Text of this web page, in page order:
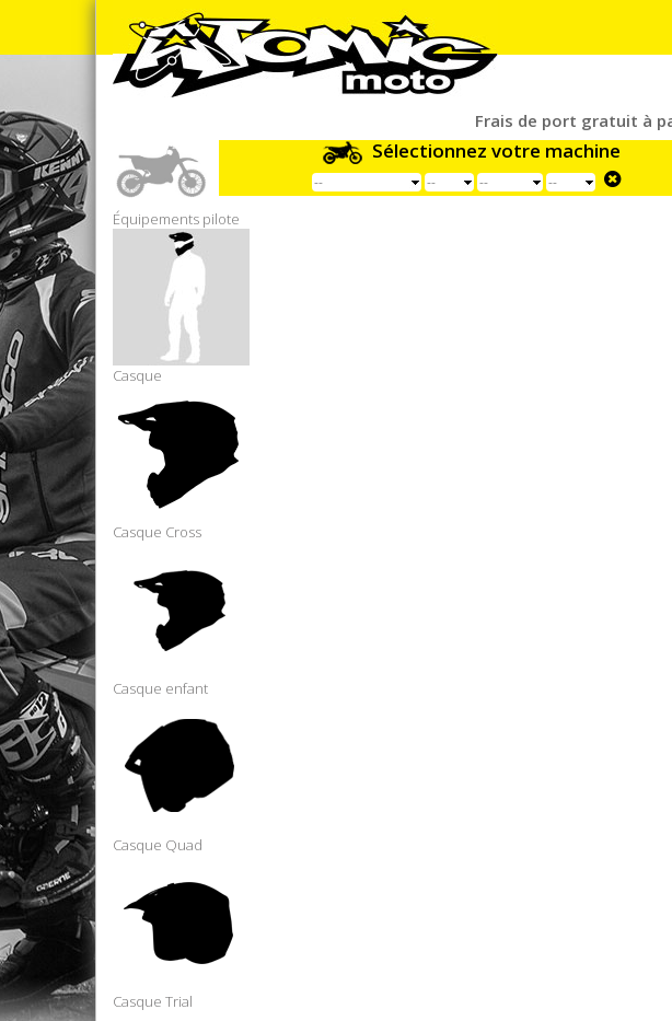
Frais de port gratuit à
Sélectionnez votre machine
Équipements pilote
Casque
Casque Cross
Casque enfant
Casque Quad
Casque Trial